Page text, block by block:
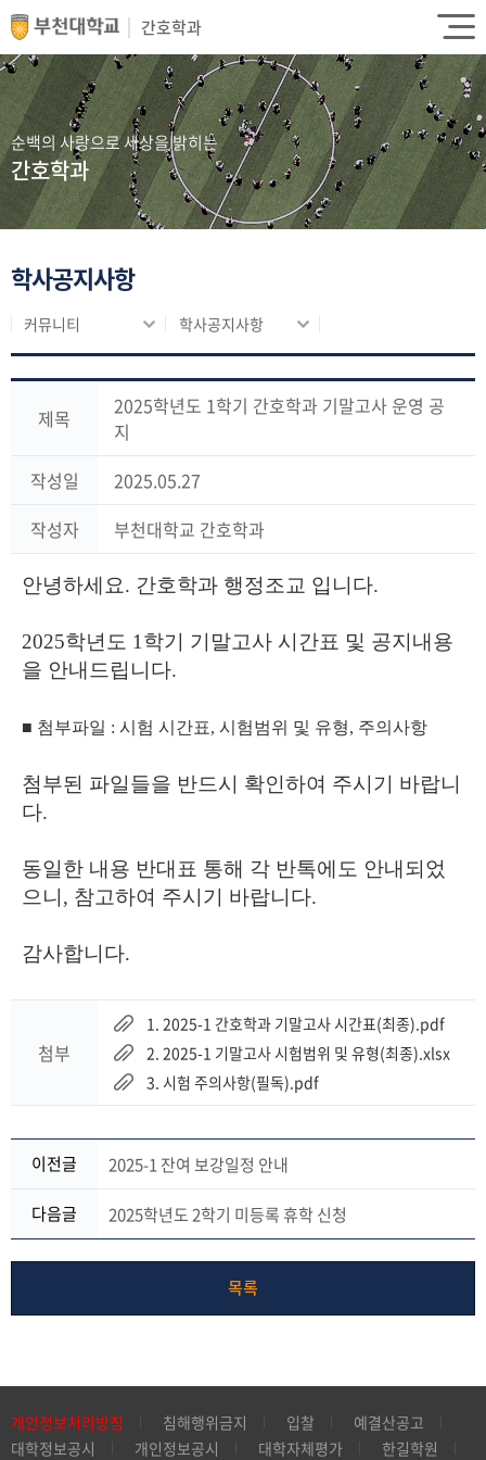
간호학과
순백의 사랑으로 세상을 밝히는
간호학과
학사공지사항
커뮤니티 학사공지사항
제목
2025학년도 1학기 간호학과 기말고사 운영 공
지
작성일
2025.05.27
작성자
부천대학교 간호학과
안녕하세요. 간호학과 행정조교 입니다.
2025학년도 1학기 기말고사 시간표 및 공지내용
을 안내드립니다.
■ 첨부파일 : 시험 시간표, 시험범위 및 유형, 주의사항
첨부된 파일들을 반드시 확인하여 주시기 바랍니
다.
동일한 내용 반대표 통해 각 반톡에도 안내되었
으니, 참고하여 주시기 바랍니다.
감사합니다.
첨부
1. 2025-1 간호학과 기말고사 시간표(최종).pdf
2. 2025-1 기말고사 시험범위 및 유형(최종).xlsx
3. 시험 주의사항(필독).pdf
이전글 2025-1 잔여 보강일정 안내
다음글 2025학년도 2학기 미등록 휴학 신청
목록
개인정보처리방침 침해행위금지 입찰
예결산공고
대학정보공시
개인정보공시 대학자체평가 한길학원